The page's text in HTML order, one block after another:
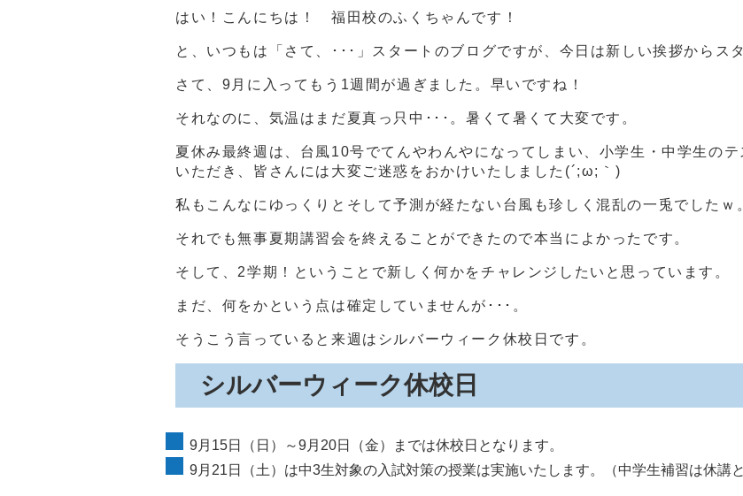
はい！こんにちは！ 福田校のふくちゃんです！
と、いつもは「さて、･･･」スタートのブログですが、今日は新しい挨拶からス
さて、9月に入ってもう1週間が過ぎました。早いですね！
それなのに、気温はまだ夏真っ只中･･･。暑くて暑くて大変です。
夏休み最終週は、台風10号でてんやわんやになってしまい、小学生・中学生の
いただき、皆さんには大変ご迷惑をおかけいたしました(´;ω;｀)
私もこんなにゆっくりとそして予測が経たない台風も珍しく混乱の一兎でしたｗ
それでも無事夏期講習会を終えることができたので本当によかったです。
そして、2学期！ということで新しく何かをチャレンジしたいと思っています。
まだ、何をかという点は確定していませんが･･･。
そうこう言っていると来週はシルバーウィーク休校日です。
シルバーウィーク休校日
9月15日（日）～9月20日（金）までは休校日となります。
9月21日（土）は中3生対象の入試対策の授業は実施いたします。（中学生補習は休講